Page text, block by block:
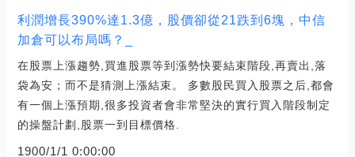
利潤增長390%達1.3億，股價卻從21跌到6塊，中信
加倉可以布局嗎？_
在股票上漲趨勢,買進股票等到漲勢快要結束階段,再賣出,落
袋為安；而不是猜測上漲結束。 多數股民買入股票之后,都會
有一個上漲預期,很多投資者會非常堅決的實行買入階段制定
的操盤計劃,股票一到目標價格.
1900/1/1 0:00:00